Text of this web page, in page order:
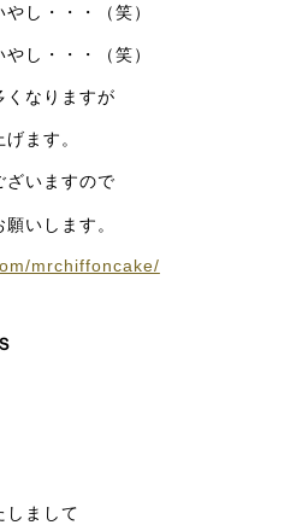
し・・・（笑）
し・・・（笑）
くなりますが
ます。
ざいますので
いします。
mrchiffoncake/
しまして